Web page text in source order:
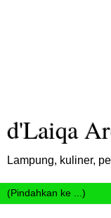
d'Laiqa
Lampung, kuliner,